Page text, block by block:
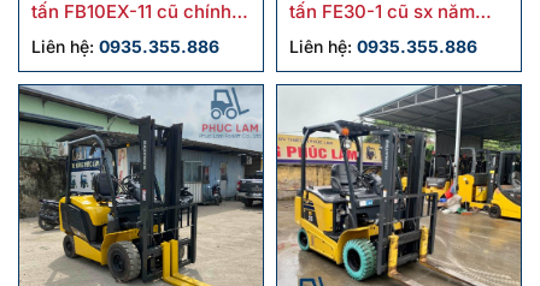
tấn FB10EX-11 cũ chính
hãng
Liên hệ: 0935.355.886
tấn FE30-1 cũ sx năm
2018
Liên hệ: 0935.355.886